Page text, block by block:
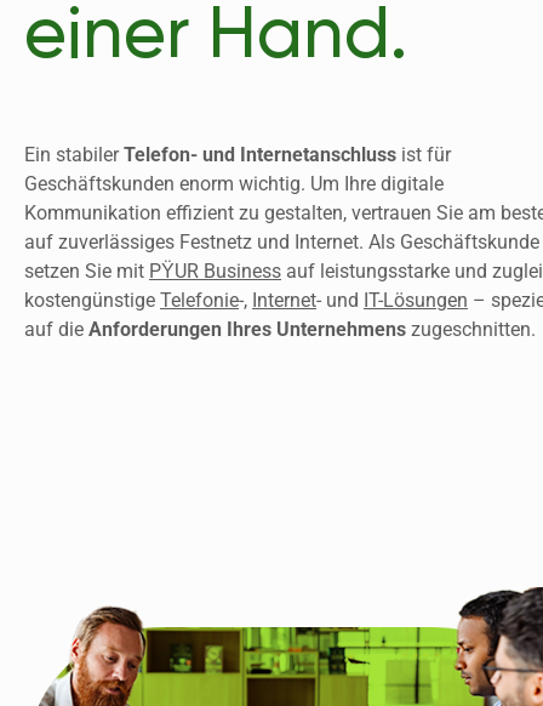
einer Hand.
Ein stabiler Telefon- und Internetanschluss ist für
Geschäftskunden enorm wichtig. Um Ihre digitale
Kommunikation effizient zu gestalten, vertrauen Sie am
auf zuverlässiges Festnetz und Internet. Als Geschäftskunde
setzen Sie mit PŸUR Business auf leistungsstarke und
kostengünstige Telefonie-, Internet- und IT-Lösungen –
auf die Anforderungen Ihres Unternehmens zugeschnitten.